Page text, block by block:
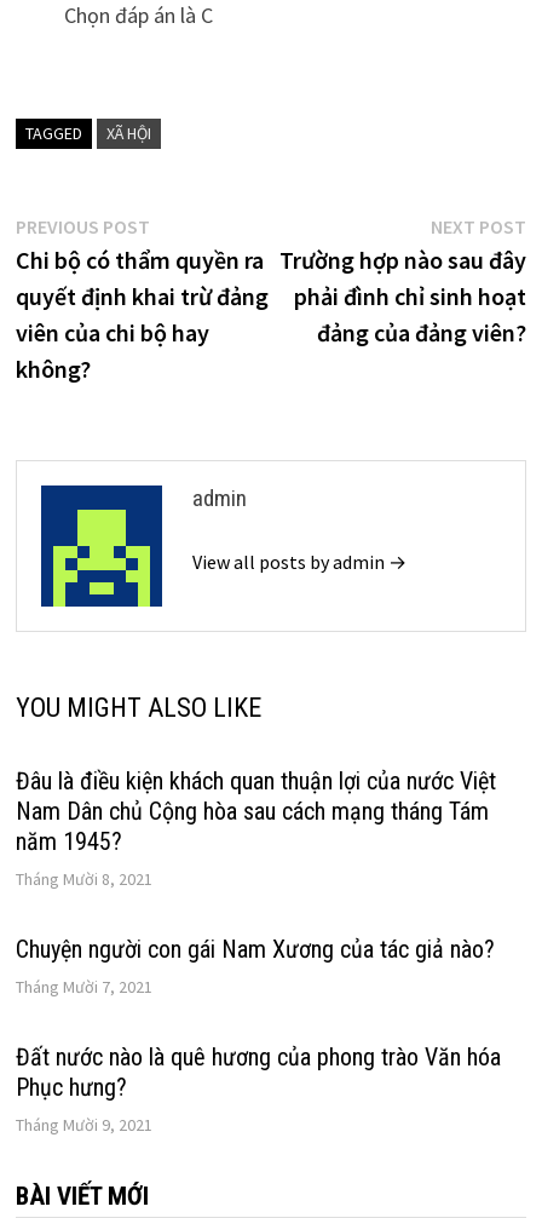
Chọn đáp án là C
TAGGED XÃ HỘI
Điều
hướng
bài
viết
PREVIOUS POSTPrevious
post:
Chi bộ có thẩm quyền ra
quyết định khai trừ đảng
viên của chi bộ hay
không?
NEXT POST
Trường hợp nào sau đây
phải đình chỉ sinh hoạt
đảng của đảng viên?
admin
View all posts by admin →
YOU MIGHT ALSO LIKE
Đâu là điều kiện khách quan thuận lợi của nước Việt
Nam Dân chủ Cộng hòa sau cách mạng tháng Tám
năm 1945?
Tháng Mười 8, 2021
Chuyện người con gái Nam Xương của tác giả nào?
Tháng Mười 7, 2021
Đất nước nào là quê hương của phong trào Văn hóa
Phục hưng?
Tháng Mười 9, 2021
BÀI VIẾT MỚI